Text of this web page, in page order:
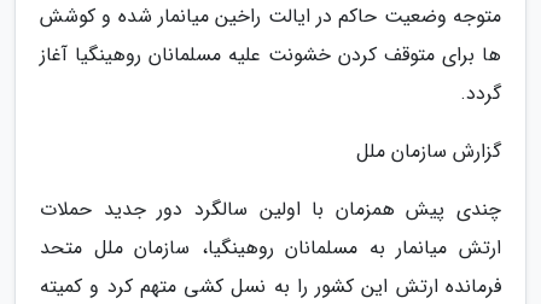
متوجه وضعیت حاکم در ایالت راخین میانمار شده و کوشش
ها برای متوقف کردن خشونت علیه مسلمانان روهینگیا آغاز
گردد.
گزارش سازمان ملل
چندی پیش همزمان با اولین سالگرد دور جدید حملات
ارتش میانمار به مسلمانان روهینگیا، سازمان ملل متحد
فرمانده ارتش این کشور را به نسل کشی متهم کرد و کمیته